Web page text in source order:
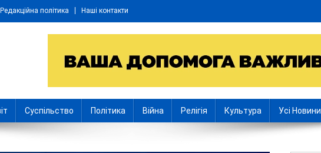
Редакційна політика Наші контакти
Суспільство Політика Війна Релігія Культура Усі Новини